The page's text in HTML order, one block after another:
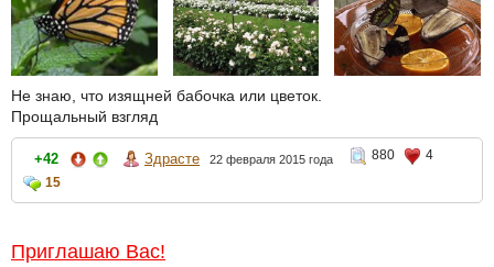
Не знаю, что изящней бабочка или цветок.
Прощальный взгляд
+42 Здрасте 22 февраля 2015 года 880
4
15
Приглашаю Вас!